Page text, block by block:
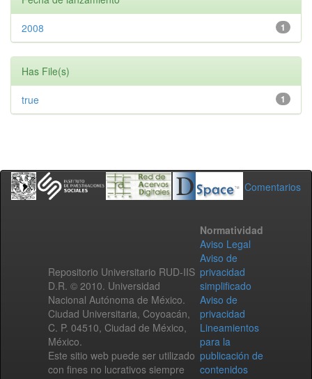
1
2008
Has File(s)
1
true
Comentarios
Repositorio Universitario RUD-IIS
D.R. © 2010. Universidad
Nacional Autónoma de México.
Ciudad Universitaria, Coyoacán,
C. P. 04510, Ciudad de México,
México.
Este sitio web puede ser utilizado
con fines no lucrativos siempre
Normatividad
Aviso Legal
Aviso de
privacidad
simplificado
Aviso de
privacidad
Lineamientos
para la
publicación de
contenidos